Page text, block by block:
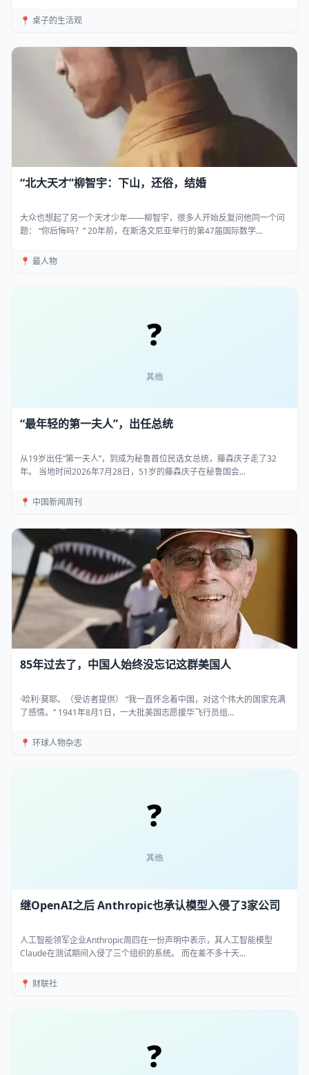
📍 桌子的生活观
“北大天才”柳智宇：下山，还俗，结婚
大众也想起了另一个天才少年——柳智宇，很多人开始反复问他同一个问
题： “你后悔吗？” 20年前，在斯洛文尼亚举行的第47届国际数学...
📍 最人物
“最年轻的第一夫人”，出任总统
从19岁出任“第一夫人”，到成为秘鲁首位民选女总统，藤森庆子走了32
年。 当地时间2026年7月28日，51岁的藤森庆子在秘鲁国会...
📍 中国新闻周刊
85年过去了，中国人始终没忘记这群美国人
·哈利·莫耶。（受访者提供） “我一直怀念着中国，对这个伟大的国家充满
了感情。” 1941年8月1日，一大批美国志愿援华飞行员组...
📍 环球人物杂志
继OpenAI之后 Anthropic也承认模型入侵了3家公司
人工智能领军企业Anthropic周四在一份声明中表示，其人工智能模型
Claude在测试期间入侵了三个组织的系统。 而在差不多十天...
📍 财联社